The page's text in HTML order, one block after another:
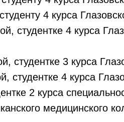
4 курса
студентке 4 курса
студентке 3 курса
студентке 4 курса
2 курса
медицинского